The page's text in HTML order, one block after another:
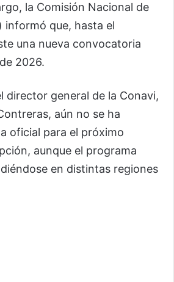
la Comisión Nacional de
informó que, hasta el
una nueva convocatoria
2026.
director general de la Conavi,
aún no se ha
oficial para el próximo
aunque el programa
en distintas regiones